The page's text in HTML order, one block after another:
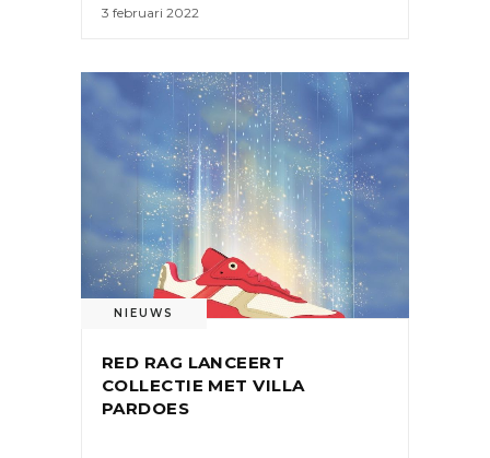
3 februari 2022
NIEUWS
RED RAG LANCEERT
COLLECTIE MET VILLA
PARDOES